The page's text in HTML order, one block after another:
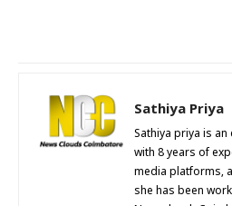
Sathiya Priya
Sathiya priya is
with 8 years of
media platforms,
she has been